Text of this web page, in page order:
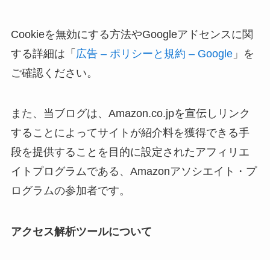
Cookieを無効にする方法やGoogleアドセンスに関
する詳細は「 広告 – ポリシーと規約 – Google」を
ご確認ください。
また、当ブログは、Amazon.co.jpを宣伝しリンク
することによってサイトが紹介料を獲得できる手
段を提供することを目的に設定されたアフィリエ
イトプログラムである、Amazonアソシエイト・プ
ログラムの参加者です。
アクセス解析ツールについて